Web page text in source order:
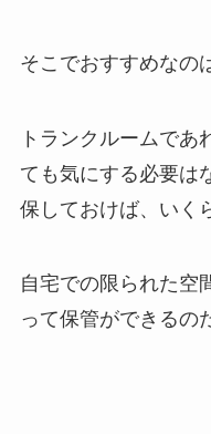
そこでおすすめなの
トランクルームであ
ても気にする必要は
保しておけば、いく
自宅での限られた空
って保管ができるの